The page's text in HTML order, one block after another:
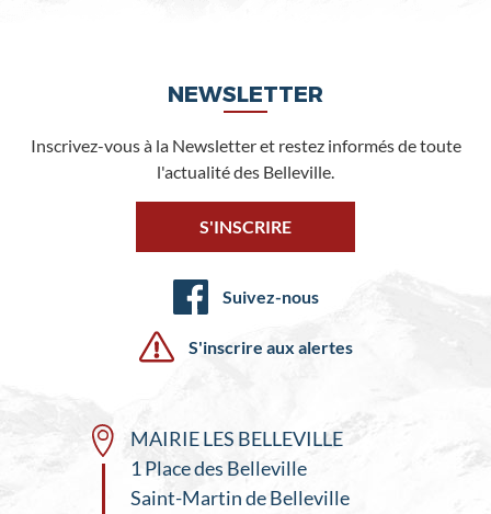
NEWSLETTER
Inscrivez-vous à la Newsletter et restez informés de toute
l'actualité des Belleville.
S'INSCRIRE
Suivez-nous
S'inscrire aux alertes
MAIRIE LES BELLEVILLE
1 Place des Belleville
Saint-Martin de Belleville